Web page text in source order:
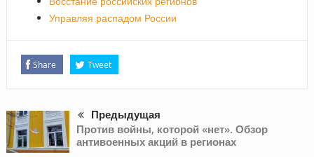
Управляя распадом России
Share Tweet
Предыдущая
Против войны, которой «нет». Обзор
антивоенных акций в регионах